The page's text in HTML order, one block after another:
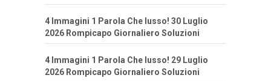
4 Immagini 1 Parola Che lusso! 30 Luglio
2026 Rompicapo Giornaliero Soluzioni
4 Immagini 1 Parola Che lusso! 29 Luglio
2026 Rompicapo Giornaliero Soluzioni